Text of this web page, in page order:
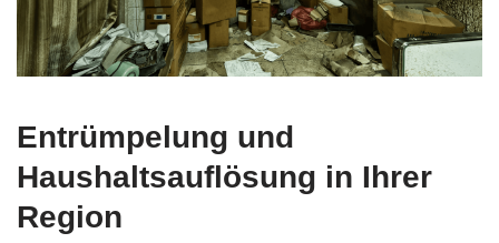
Entrümpelung und
Haushaltsauflösung in Ihrer
Region